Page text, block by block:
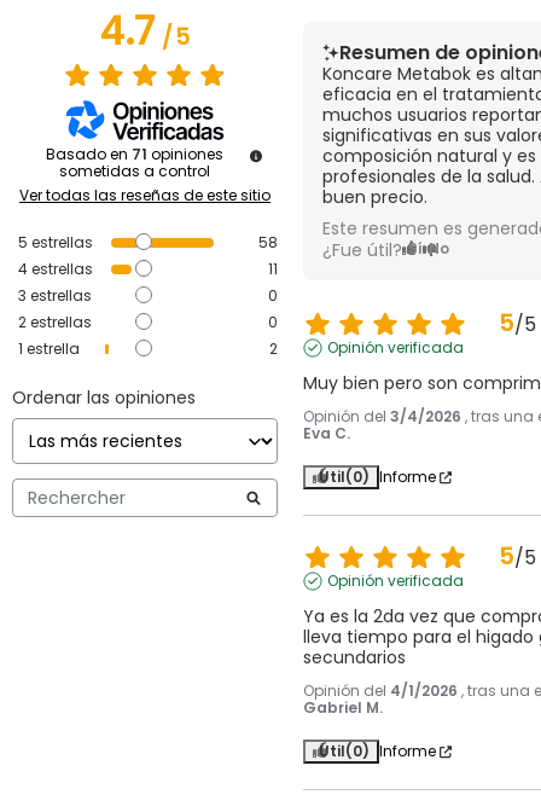
4.7/5
Basado en 71 opiniones
sometidas a control
Ver todas las reseñas de este sitio
5 estrellas
58
4estrellas
11
3 estrellas
0
2estrellas
0
1 estrella 2
Ordenar las opiniones
Resumen de
Koncare Metabok es
eficacia en el
muchos usuarios
significativas en sus
composición natural y
profesionales de la
buen precio.
Este resumen es
¿Fue útil? Sí No
5/5
Opinión verificada
Muy bien pero son
Opinión del 3/4/2026 , tras una
Eva C.
Útil(0) Informe
5/5
Opinión verificada
Ya es la 2da vez que
lleva tiempo para el higado
secundarios
Opinión del 4/1/2026 , tras una
Gabriel M.
Útil(0) Informe